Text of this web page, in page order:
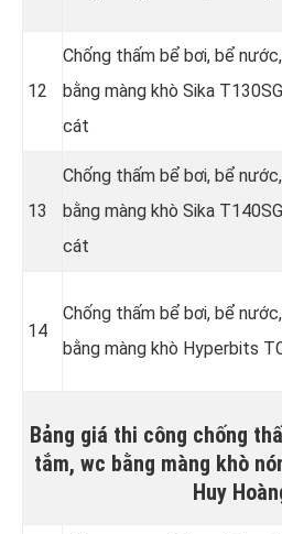
12
Chống thấm bể bơi, bể
bằng màng khò Sika
cát
13
Chống thấm bể bơi, bể
bằng màng khò Sika
cát
14
Chống thấm bể bơi, bể
bằng màng khò Hyperbits
Bảng giá thi công chống
tắm, wc bằng màng khò
Huy